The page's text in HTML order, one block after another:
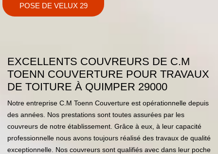
POSE DE VELUX 29
EXCELLENTS COUVREURS DE C.M
TOENN COUVERTURE POUR TRAVAUX
DE TOITURE À QUIMPER 29000
Notre entreprise C.M Toenn Couverture est opérationnelle depuis
des années. Nos prestations sont toutes assurées par les
couvreurs de notre établissement. Grâce à eux, à leur capacité
professionnelle nous avons toujours réalisé des travaux de qualité
exceptionnelle. Nos couvreurs sont qualifiés avec dans leur poche